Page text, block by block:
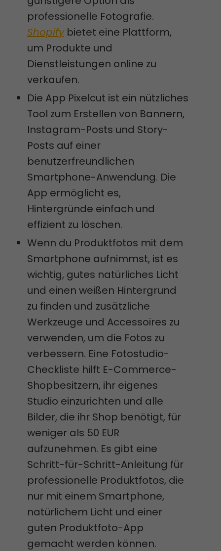
professionelle Fotografie.
Shopifybietet eine Plattform,
um Produkte und
Dienstleistungen online zu
verkaufen.
Die App Pixelcut ist ein nützliches
Tool zum Erstellen von Bannern,
Instagram-Posts und Story-
Posts auf einer
benutzerfreundlichen
Smartphone-Anwendung. Die
App ermöglicht es,
Hintergründe einfach und
effizient zu löschen.
Wenn du Produktfotos mit dem
Smartphone aufnimmst, ist es
wichtig, gutes natürliches Licht
und einen weißen Hintergrund
zu finden und zusätzliche
Werkzeuge und Accessoires zu
verwenden, um die Fotos zu
verbessern. Eine Fotostudio-
Checkliste hilft E-Commerce-
Shopbesitzern, ihr eigenes
Studio einzurichten und alle
Bilder, die ihr Shop benötigt, für
weniger als 50 EUR
aufzunehmen. Es gibt eine
Schritt-für-Schritt-Anleitung für
professionelle Produktfotos, die
nur mit einem Smartphone,
natürlichem Licht und einer
guten Produktfoto-App
gemacht werden können.